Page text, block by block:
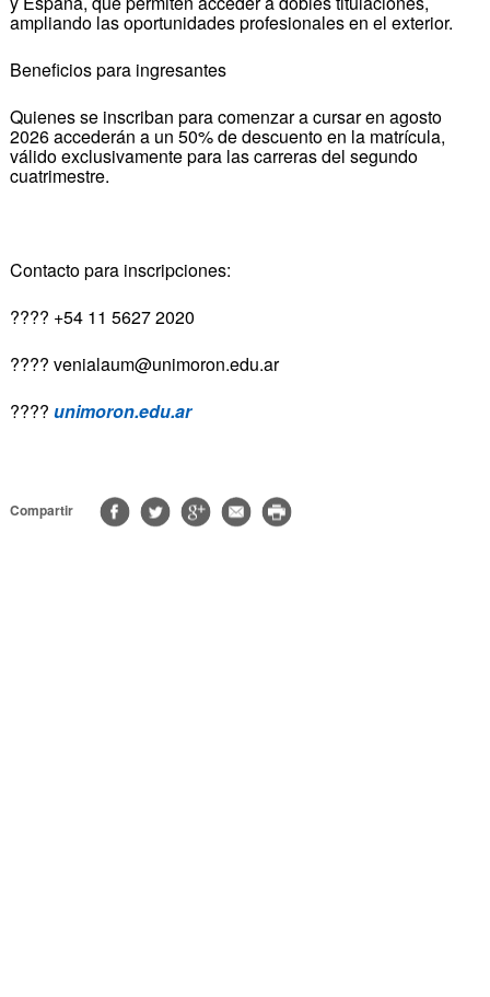
ampliando las oportunidades profesionales en el exterior.
Beneficios para ingresantes
Quienes se inscriban para comenzar a cursar en agosto
2026 accederán a un 50% de descuento en la matrícula,
válido exclusivamente para las carreras del segundo
cuatrimestre.
Contacto para inscripciones:
???? +54 11 5627 2020
???? venialaum@unimoron.edu.ar
???? unimoron.edu.ar
Compartir